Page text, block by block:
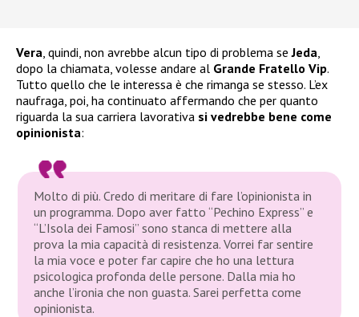
Vera , quindi, non avrebbe alcun tipo di problema seJeda
dopo la chiamata, volesse andare al Grande Fratello Vip.
Tutto quello che le interessa è che rimanga se stesso. L’ex
naufraga, poi, ha continuato affermando che per quanto
riguarda la sua carriera lavorativa si vedrebbe bene come
opinionista:
Molto di più. Credo di meritare di fare l’opinionista in
un programma. Dopo aver fatto “Pechino Express” e
“L’Isola dei Famosi” sono stanca di mettere alla
prova la mia capacità di resistenza. Vorrei far sentire
la mia voce e poter far capire che ho una lettura
psicologica profonda delle persone. Dalla mia ho
anche l’ironia che non guasta. Sarei perfetta come
opinionista.